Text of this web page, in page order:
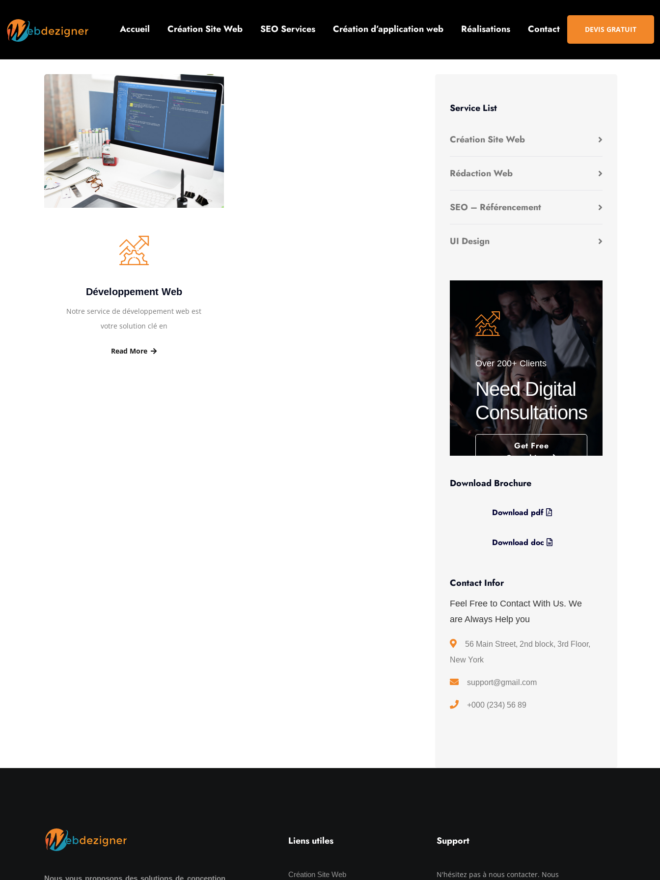
Accueil Création Site Web SEO Services Création d’application web Réalisations Contact DEVIS GRATUIT
Développement Web
Notre service de développement web est
votre solution clé en
Read More
Service List
Création Site Web
Rédaction Web
SEO – Référencement
UI Design
Over 200+ Clients
Need Digital
Consultations
Get Free
Consulting
Download Brochure
Download pdf
Download doc
Contact Infor
Feel Free to Contact With Us. We
are Always Help you
56 Main Street, 2nd block, 3rd Floor,
New York
support@gmail.com
+000 (234) 56 89
Nous vous proposons des solutions de conception
Liens utiles
Création Site Web
Support
N'hésitez pas à nous contacter. Nous